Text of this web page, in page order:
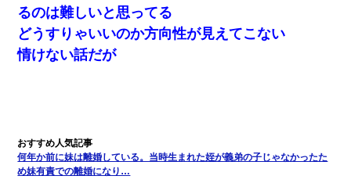
るのは難しいと思ってる
どうすりゃいいのか方向性が見えてこない
情けない話だが
何年か前に妹は離婚している。当時生まれた姪が義弟の子じゃなかったた
め妹有責での離婚になり…